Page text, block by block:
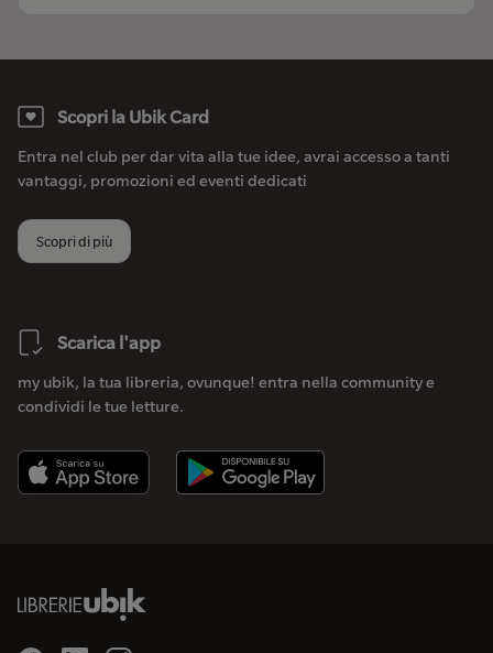
Scopri la Ubik Card
Entra nel club per dar vita alla tue idee, avrai accesso a tanti
vantaggi, promozioni ed eventi dedicati
Scopri di più
Scarica l'app
my ubik, la tua libreria, ovunque! entra nella community e
condividi le tue letture.